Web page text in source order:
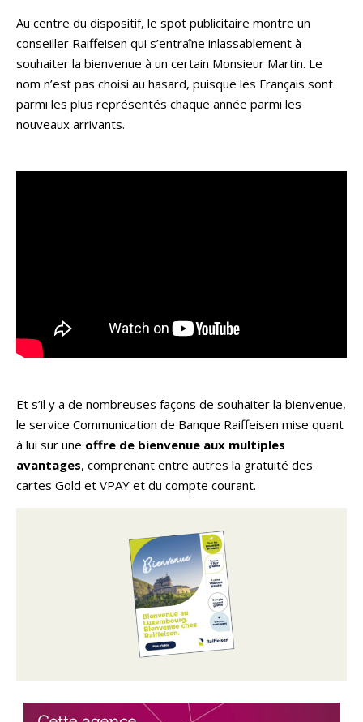
Au centre du dispositif, le spot publicitaire montre un
conseiller Raiffeisen qui s’entraîne inlassablement à
souhaiter la bienvenue à un certain Monsieur Martin. Le
nom n’est pas choisi au hasard, puisque les Français sont
parmi les plus représentés chaque année parmi les
nouveaux arrivants.
Et s’il y a de nombreuses façons de souhaiter la bienvenue,
le service Communication de Banque Raiffeisen mise quant
à lui sur une offre de bienvenue aux multiples
avantages, comprenant entre autres la gratuité des
cartes Gold et VPAY et du compte courant.